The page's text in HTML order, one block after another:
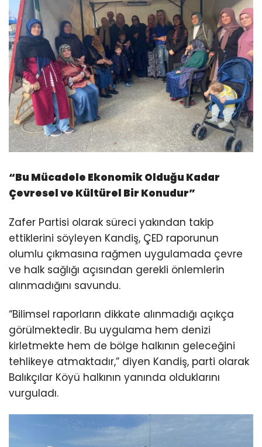
“Bu Mücadele Ekonomik Olduğu Kadar
Çevresel ve Kültürel Bir Konudur”
Zafer Partisi olarak süreci yakından takip
ettiklerini söyleyen Kandiş, ÇED raporunun
olumlu çıkmasına rağmen uygulamada çevre
ve halk sağlığı açısından gerekli önlemlerin
alınmadığını savundu.
“Bilimsel raporların dikkate alınmadığı açıkça
görülmektedir. Bu uygulama hem denizi
kirletmekte hem de bölge halkının geleceğini
tehlikeye atmaktadır,” diyen Kandiş, parti olarak
Balıkçılar Köyü halkının yanında olduklarını
vurguladı.